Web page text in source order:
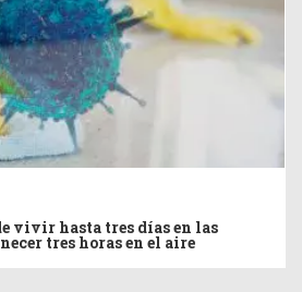
vivir hasta tres días en las
tres horas en el aire